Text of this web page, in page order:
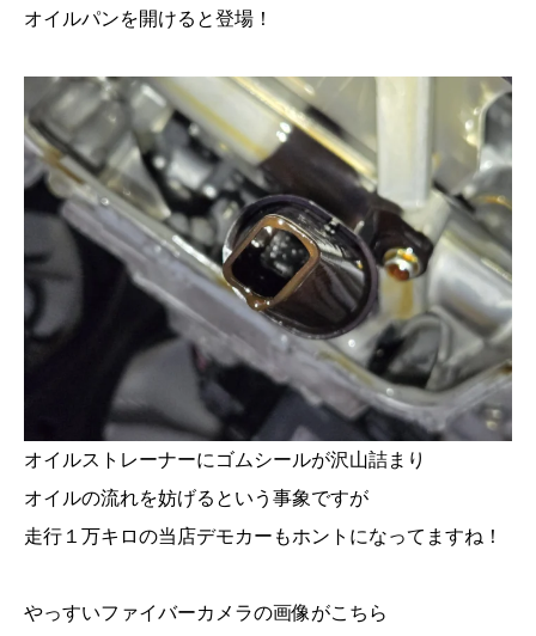
オイルパンを開けると登場！
オイルストレーナーにゴムシールが沢山詰まり
オイルの流れを妨げるという事象ですが
走行１万キロの当店デモカーもホントになってますね！
やっすいファイバーカメラの画像がこちら